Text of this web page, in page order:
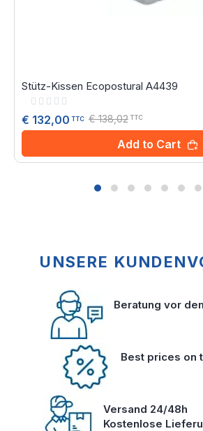
Stütz-Kissen Ecopostural A4439
Rating:
€ 132,00 TTC € 138,02 TTC
Add to Cart
UNSERE
Beratung vor
Best prices on
Versand 24/48h
Kostenlose